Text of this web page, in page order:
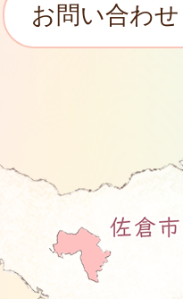
お問い合わせ